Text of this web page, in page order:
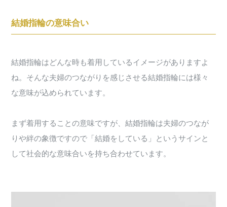
結婚指輪の意味合い
結婚指輪はどんな時も着用しているイメージがありますよ
ね。そんな夫婦のつながりを感じさせる結婚指輪には様々
な意味が込められています。
まず着用することの意味ですが、結婚指輪は夫婦のつなが
りや絆の象徴ですので「結婚をしている」というサインと
して社会的な意味合いを持ち合わせています。